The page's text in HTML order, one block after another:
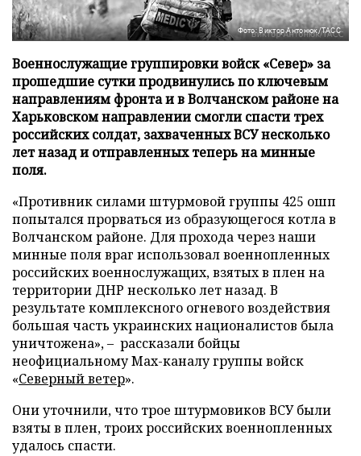
Фото: Виктор Антонюк/ТАСС
Военнослужащие группировки войск «Север» за
прошедшие сутки продвинулись по ключевым
направлениям фронта и в Волчанском районе на
Харьковском направлении смогли спасти трех
российских солдат, захваченных ВСУ несколько
лет назад и отправленных теперь на минные
поля.
«Противник силами штурмовой группы 425 ошп
попытался прорваться из образующегося котла в
Волчанском районе. Для прохода через наши
минные поля враг использовал военнопленных
российских военнослужащих, взятых в плен на
территории ДНР несколько лет назад. В
результате комплексного огневого воздействия
большая часть украинских националистов была
уничтожена», – рассказали бойцы
неофициальному Max-каналу группы войск
«Северный ветер».
Они уточнили, что трое штурмовиков ВСУ были
взяты в плен, троих российских военнопленных
удалось спасти.